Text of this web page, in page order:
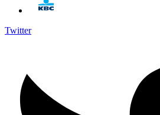
Twitter